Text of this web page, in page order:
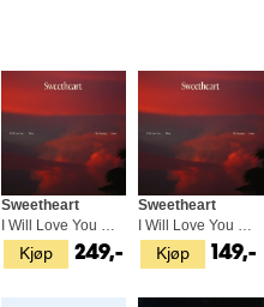
Kjøp
Sweetheart
I Will Love You When The Morning.. (LP)
249,- Kjøp
Sweetheart
I Will Love You When The Morning… (CD)
149,-